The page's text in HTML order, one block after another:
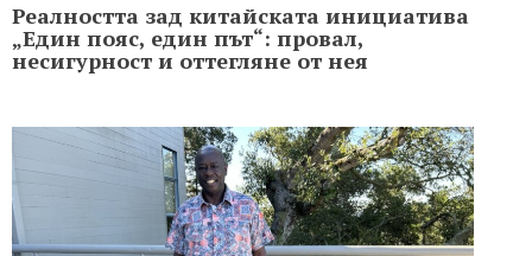
Реалността зад китайската инициатива
„Един пояс, един път“: провал,
несигурност и оттегляне от нея